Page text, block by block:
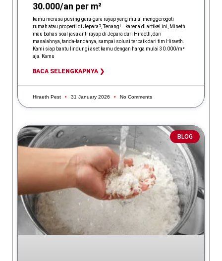
30.000/an per m²
kamu merasa pusing gara-gara rayap yang mulai menggerogoti
rumah atau properti di Jepara?, Tenang!… karena di artikel ini, Mineth
mau bahas soal jasa anti rayap di Jepara dari Hiraeth, dari
masalahnya, tanda-tandanya, sampai solusi terbaik dari tim Hiraeth.
Kami siap bantu lindungi aset kamu dengan harga mulai 30.000/m²
aja. Kamu
BACA SELENGKAPNYA ❯
Hiraeth Pest 31 January 2026 No Comments
BLOG